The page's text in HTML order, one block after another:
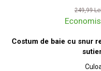
249,99
Costum de baie cu snur